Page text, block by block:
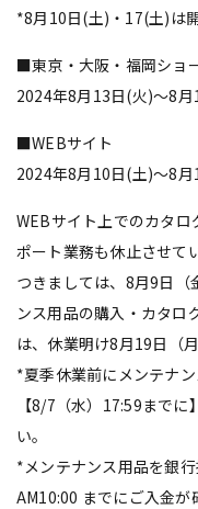
*8月10日(土)・17(土)は
■東京・大阪・福岡ショ
2024年8月13日(火)～8月
■WEBサイト
2024年8月10日(土)～8月
WEBサイト上でのカタ
ポート業務も休止させて
つきましては、8月9日（
ンス用品の購入・カタロ
は、休業明け8月19日（
*夏季休業前にメンテナ
【8/7（水）17:59まで
い。
*メンテナンス用品を銀
AM10:00 までにご入金